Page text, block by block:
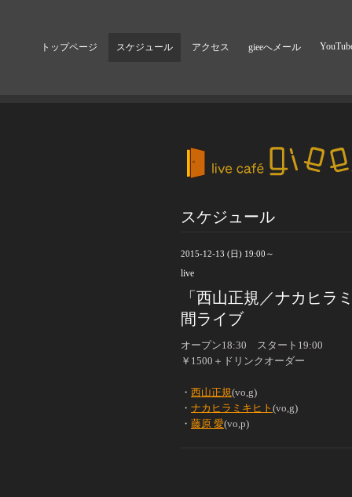
トップページ スケジュール アクセス gieeへメール
スケジュール
2015-12-13 (日) 19:00～
live
「西山正規／ナカヒラ
間ライブ
オープン18:30 スタート19:00
￥1500＋ドリンクオーダー
・ 西山正規(vo,g)
・ ナカヒラミキヒト (vo,g)
・ 藤原 愛(vo,p)